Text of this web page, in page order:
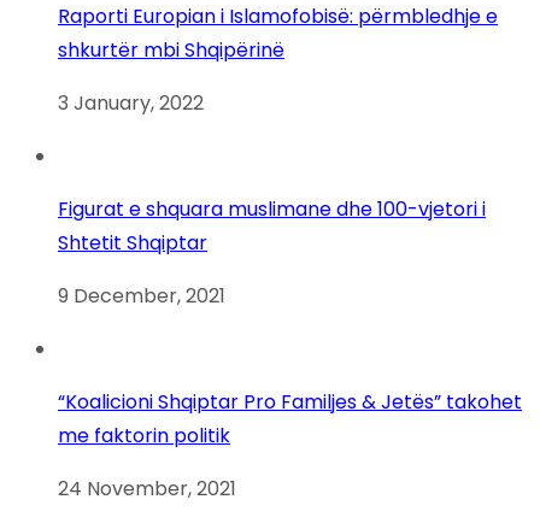
Raporti Europian i Islamofobisë: përmbledhje e
shkurtër mbi Shqipërinë
3 January, 2022
Figurat e shquara muslimane dhe 100-vjetori i
Shtetit Shqiptar
9 December, 2021
“Koalicioni Shqiptar Pro Familjes & Jetës” takohet
me faktorin politik
24 November, 2021